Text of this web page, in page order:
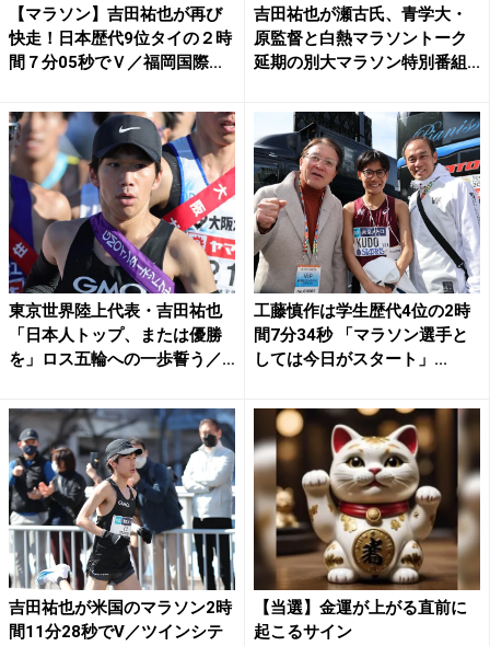
【マラソン】吉田祐也が再び
快走！日本歴代9位タイの２時
間７分05秒でＶ／福岡国際...
吉田祐也が瀬古氏、青学大・
原監督と白熱マラソントーク
延期の別大マラソン特別番組...
東京世界陸上代表・吉田祐也
「日本人トップ、または優勝
を」ロス五輪への一歩誓う／
工藤慎作は学生歴代4位の2時
間7分34秒 「マラソン選手と
しては今日がスタート」...
吉田祐也が米国のマラソン2時
間11分28秒でV／ツインシテ
【当選】金運が上がる直前に
起こるサイン